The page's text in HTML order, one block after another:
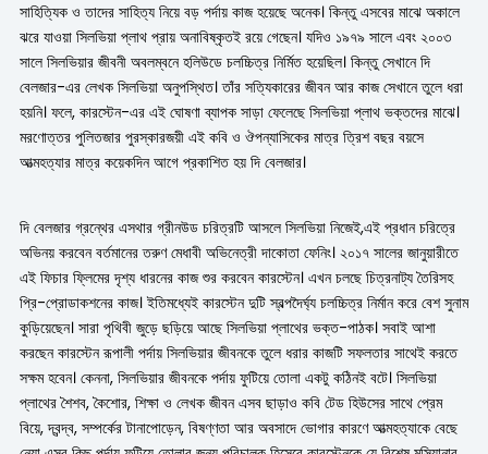
সাহিত্যিক ও তাদের সাহিত্য নিয়ে বড় পর্দায় কাজ হয়েছে অনেক। কিন্তু এসবের মাঝে অকালে
ঝরে যাওয়া সিলভিয়া প্লাথ প্রায় অনাবিষ্কৃতই রয়ে গেছেন। যদিও ১৯৭৯ সালে এবং ২০০৩
সালে সিলভিয়ার জীবনী অবলম্বনে হলিউডে চলচ্চিত্র নির্মিত হয়েছিল। কিন্তু সেখানে দি
বেলজার-এর লেখক সিলভিয়া অনুপস্থিত। তাঁর সত্যিকারের জীবন আর কাজ সেখানে তুলে ধরা
হয়নি। ফলে, কারস্টেন-এর এই ঘোষণা ব্যাপক সাড়া ফেলেছে সিলভিয়া প্লাথ ভক্তদের মাঝে।
মরণোত্তর পুলিতজার পুরস্কারজয়ী এই কবি ও ঔপন্যাসিকের মাত্র ত্রিশ বছর বয়সে
আত্মহত্যার মাত্র কয়েকদিন আগে প্রকাশিত হয় দি বেলজার।
দি বেলজার গ্রন্থের এসথার গ্রীনউড চরিত্রটি আসলে সিলভিয়া নিজেই,এই প্রধান চরিত্রে
অভিনয় করবেন বর্তমানের তরুণ মেধাবী অভিনেত্রী দাকোতা ফেনিং। ২০১৭ সালের জানুয়ারীতে
এই ফিচার ফ্লিমের দৃশ্য ধারনের কাজ শুর করবেন কারস্টেন। এখন চলছে চিত্রনাট্য তৈরিসহ
প্রি-প্রোডাকশনের কাজ। ইতিমধ্যেই কারস্টেন দুটি স্বল্পদৈর্ঘ্য চলচ্চিত্র নির্মান করে বেশ সুনাম
কুড়িয়েছেন। সারা পৃথিবী জুড়ে ছড়িয়ে আছে সিলভিয়া প্লাথের ভক্ত-পাঠক। সবাই আশা
করছেন কারস্টেন রূপালী পর্দায় সিলভিয়ার জীবনকে তুলে ধরার কাজটি সফলতার সাথেই করতে
সক্ষম হবেন। কেননা, সিলভিয়ার জীবনকে পর্দায় ফুটিয়ে তোলা একটু কঠিনই বটে। সিলভিয়া
প্লাথের শৈশব, কৈশোর, শিক্ষা ও লেখক জীবন এসব ছাড়াও কবি টেড হিউসের সাথে প্রেম
বিয়ে, দ্বন্দ্ব, সম্পর্কের টানাপোড়েন, বিষণ্ণতা আর অবসাদে ভোগার কারণে আত্মহত্যাকে বেছে